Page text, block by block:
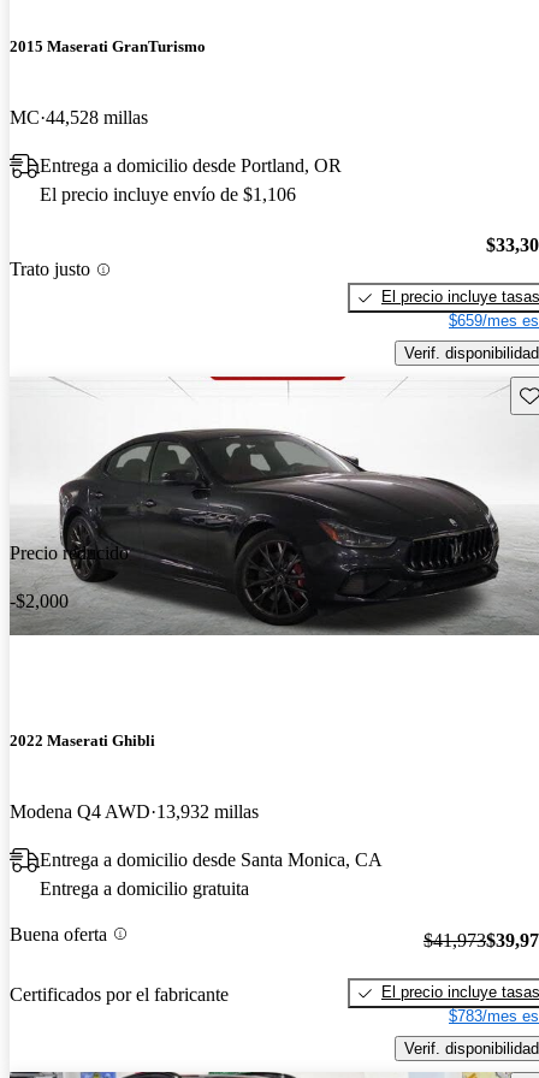
2015 Maserati GranTurismo
MC 44,528 millas
Entrega a domicilio desde Portland, OR
El precio incluye envío de $1,106
Trato justo
El precio incluye tasas
$659/mes
Verif. disponibilidad
Precio reducido
-$2,000
2022 Maserati Ghibli
Modena Q4 AWD 13,932 millas
Entrega a domicilio desde Santa Monica, CA
Entrega a domicilio gratuita
Buena oferta
Certificados por el fabricante
$41,973
El precio incluye tasas
$783/mes
Verif. disponibilidad